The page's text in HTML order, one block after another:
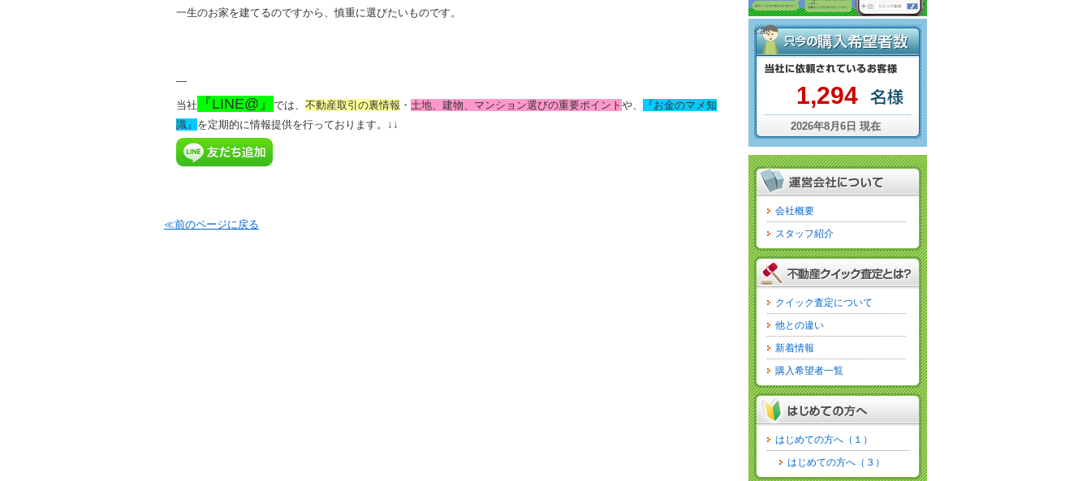
一生のお家を建てるのですから、慎重に選びたいものです。
—
当社
『LINE@』 では、 不動産取引の裏情報 ・ 土地、建物、マンション選びの重要ポイント や、
『お金のマメ知
識』 を定期的に情報提供を行っております。 ↓↓
≪前のページに戻る
cat
1,294
2026年8月6日 現在
会社概要
スタッフ紹介
クイック査定について
他との違い
新着情報
購入希望者一覧
はじめての方へ（１）
はじめての方へ（３）